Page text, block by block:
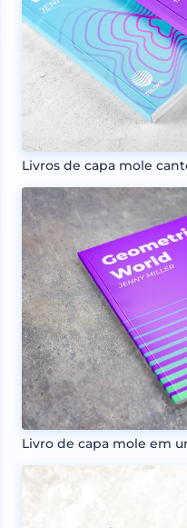
Livros de capa mole
Livro de capa mole em